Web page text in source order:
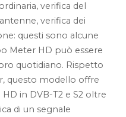
verifica del
verifica dei
questi sono alcune
Meter HD può essere
quotidiano. Rispetto
questo modello offre
in DVB-T2 e S2 oltre
di un segnale